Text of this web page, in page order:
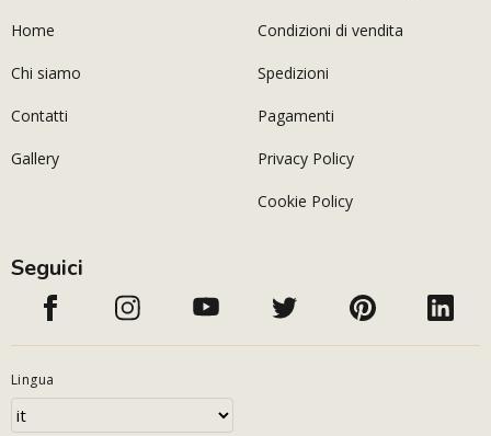
Home
Chi siamo
Contatti
Gallery
Condizioni di vendita
Spedizioni
Pagamenti
Privacy Policy
Cookie Policy
Seguici
Lingua